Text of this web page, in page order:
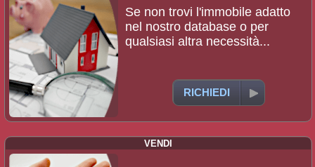
Se non trovi l'immobile adatto
nel nostro database o per
qualsiasi altra necessità...
RICHIEDI
VENDI